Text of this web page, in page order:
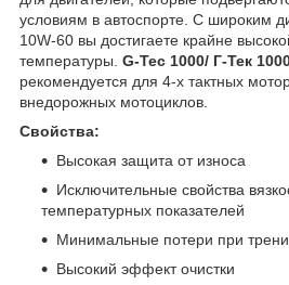
условиям в автоспорте. С широким
10W-60 вы достигаете крайне
температуры. G-Tec 1000/ Г-Тек
рекомендуется для 4-х тактных
внедорожных мотоциклов.
Свойства:
Высокая защита от износа
Исключительные свойства
температурных показателей
Минимальные потери при
Высокий эффект очистки